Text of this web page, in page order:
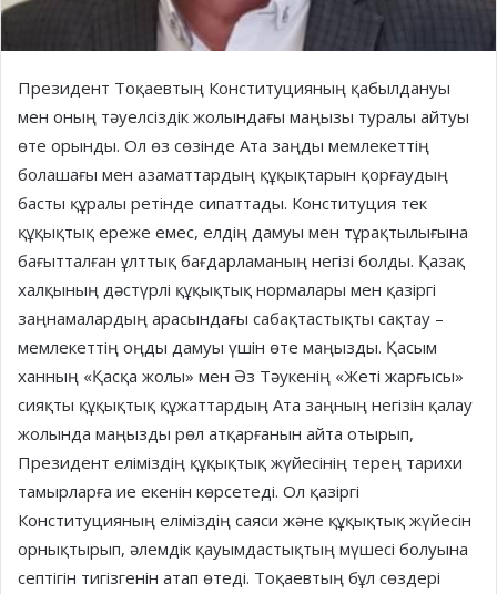
Президент Тоқаевтың Конституцияның қабылдануы
мен оның тәуелсіздік жолындағы маңызы туралы айтуы
өте орынды. Ол өз сөзінде Ата заңды мемлекеттің
болашағы мен азаматтардың құқықтарын қорғаудың
басты құралы ретінде сипаттады. Конституция тек
құқықтық ереже емес, елдің дамуы мен тұрақтылығына
бағытталған ұлттық бағдарламаның негізі болды. Қазақ
халқының дәстүрлі құқықтық нормалары мен қазіргі
заңнамалардың арасындағы сабақтастықты сақтау –
мемлекеттің оңды дамуы үшін өте маңызды. Қасым
ханның «Қасқа жолы» мен Әз Тәукенің «Жеті жарғысы»
сияқты құқықтық құжаттардың Ата заңның негізін қалау
жолында маңызды рөл атқарғанын айта отырып,
Президент еліміздің құқықтық жүйесінің терең тарихи
тамырларға ие екенін көрсетеді. Ол қазіргі
Конституцияның еліміздің саяси және құқықтық жүйесін
орнықтырып, әлемдік қауымдастықтың мүшесі болуына
септігін тигізгенін атап өтеді. Тоқаевтың бұл сөздері